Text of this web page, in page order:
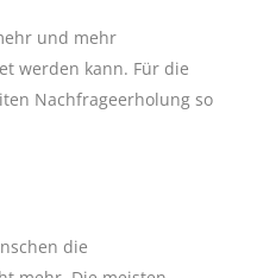
und mehr
werden kann. Für die
Nachfrageerholung so
die